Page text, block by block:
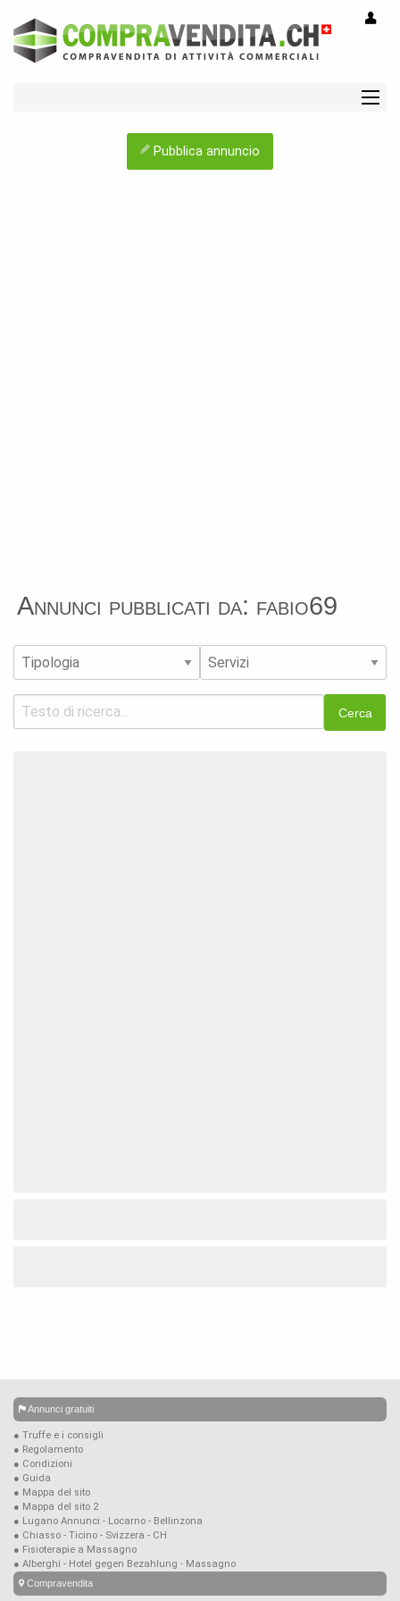
Pubblica annuncio
Annunci pubblicati da: fabio69
Annunci gratuiti
● Truffe e i consigli
● Regolamento
● Condizioni
● Guida
● Mappa del sito
● Mappa del sito 2
● Lugano Annunci - Locarno - Bellinzona
● Chiasso - Ticino - Svizzera - CH
● Fisioterapie a Massagno
● Alberghi - Hotel gegen Bezahlung - Massagno
Compravendita